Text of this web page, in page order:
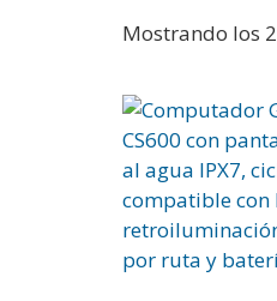
Mostrando los